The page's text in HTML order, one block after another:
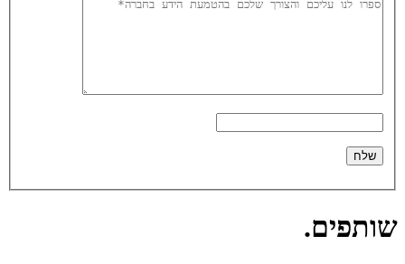
שותפים.